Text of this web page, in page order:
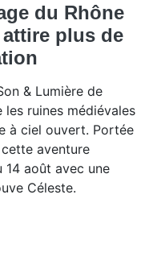
du Rhône
plus de
& Lumière de
ruines médiévales
à ciel ouvert. Portée
aventure
14 août avec une
Céleste.